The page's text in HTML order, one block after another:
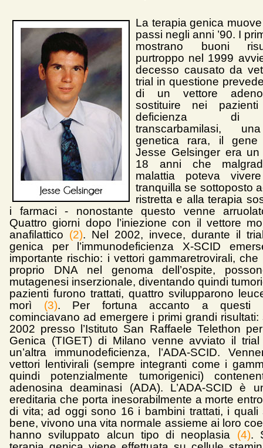
La terapia genica
passi negli anni ’90. I
mostrano buoni
purtroppo nel 1999
decesso causato da
trial in questione
di un vettore
sostituire nei
deficienza di
transcarbamilasi,
genetica rara, il gene
Jesse Gelsinger era
18 anni che
malattia poteva
tranquilla se sottoposto
ristretta e alla terapia
i farmaci - nonostante questo venne
Quattro giorni dopo l’iniezione con il vettore
anafilattico (2). Nel 2002, invece, durante il
genica per l’immunodeficienza X-SCID
importante rischio: i vettori gammaretrovirali, che
proprio DNA nel genoma dell’ospite,
mutagenesi inserzionale, diventando quindi
pazienti furono trattati, quattro svilupparono
morì (3). Per fortuna accanto a questi
cominciavano ad emergere i primi grandi risultati:
2002 presso l’Istituto San Raffaele Telethon
Genica (TIGET) di Milano venne avviato il
un’altra immunodeficienza, l’ADA-SCID.
vettori lentivirali (sempre integranti come i
quindi potenzialmente tumorigenici)
adenosina deaminasi (ADA). L’ADA-SCID è
ereditaria che porta inesorabilmente a morte
di vita; ad oggi sono 16 i bambini trattati, i quali
bene, vivono una vita normale assieme ai loro
hanno sviluppato alcun tipo di neoplasia (4).